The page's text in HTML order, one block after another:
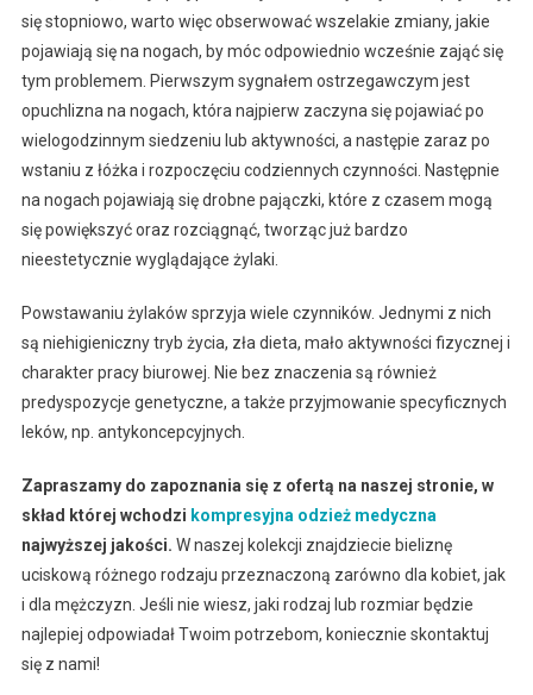
się stopniowo, warto więc obserwować wszelakie zmiany, jakie
pojawiają się na nogach, by móc odpowiednio wcześnie zająć się
tym problemem. Pierwszym sygnałem ostrzegawczym jest
opuchlizna na nogach, która najpierw zaczyna się pojawiać po
wielogodzinnym siedzeniu lub aktywności, a następie zaraz po
wstaniu z łóżka i rozpoczęciu codziennych czynności. Następnie
na nogach pojawiają się drobne pajączki, które z czasem mogą
się powiększyć oraz rozciągnąć, tworząc już bardzo
nieestetycznie wyglądające żylaki.
Powstawaniu żylaków sprzyja wiele czynników. Jednymi z nich
są niehigieniczny tryb życia, zła dieta, mało aktywności fizycznej i
charakter pracy biurowej. Nie bez znaczenia są również
predyspozycje genetyczne, a także przyjmowanie specyficznych
leków, np. antykoncepcyjnych.
Zapraszamy do zapoznania się z ofertą na naszej stronie, w
skład której wchodzi kompresyjna odzież medyczna
najwyższej jakości. W naszej kolekcji znajdziecie bieliznę
uciskową różnego rodzaju przeznaczoną zarówno dla kobiet, jak
i dla mężczyzn. Jeśli nie wiesz, jaki rodzaj lub rozmiar będzie
najlepiej odpowiadał Twoim potrzebom, koniecznie skontaktuj
się z nami!